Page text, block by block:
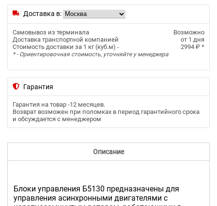
Доставка в:
Самовывоз из терминала
Возможно
Доставка транспортной компанией
от 1 дня
Стоимость доставки за 1 кг (куб.м) -
2994 ₽ *
* - Ориентировочная стоимость, уточняйте у менеджера
Гарантия
Гарантия на товар -12 месяцев.
Возврат возможен при поломках в период гарантийного срока
и обсуждается с менеджером
Описание
Блоки управления Б5130 предназначены для
управления асинхронными двигателями с